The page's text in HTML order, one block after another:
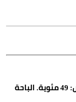
مكة: رياح في 4 محافظات. الرياض: 49 مئوية. الباحة